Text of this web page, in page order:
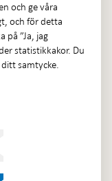
och ge våra
och för detta
på ”Ja, jag
statistikkakor. Du
samtycke.